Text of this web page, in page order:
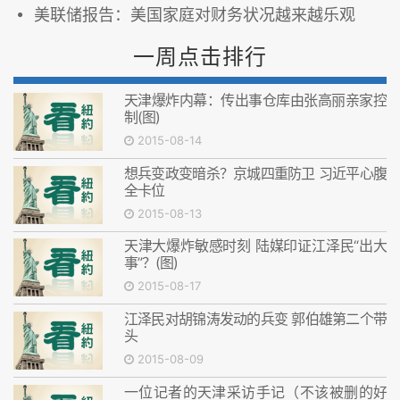
美联储报告：美国家庭对财务状况越来越乐观
一周点击排行
天津爆炸内幕：传出事仓库由张高丽亲家控
制(图)
2015-08-14
想兵变政变暗杀？京城四重防卫 习近平心腹
全卡位
2015-08-13
天津大爆炸敏感时刻 陆媒印证江泽民“出大
事”？(图)
2015-08-17
江泽民对胡锦涛发动的兵变 郭伯雄第二个带
头
2015-08-09
一位记者的天津采访手记（不该被删的好